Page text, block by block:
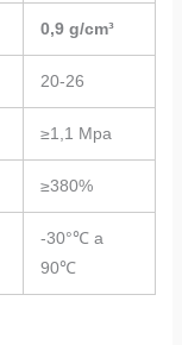
0,9 g/cm³
20-26
≥1,1 Mpa
≥380%
-30°℃ a
90℃